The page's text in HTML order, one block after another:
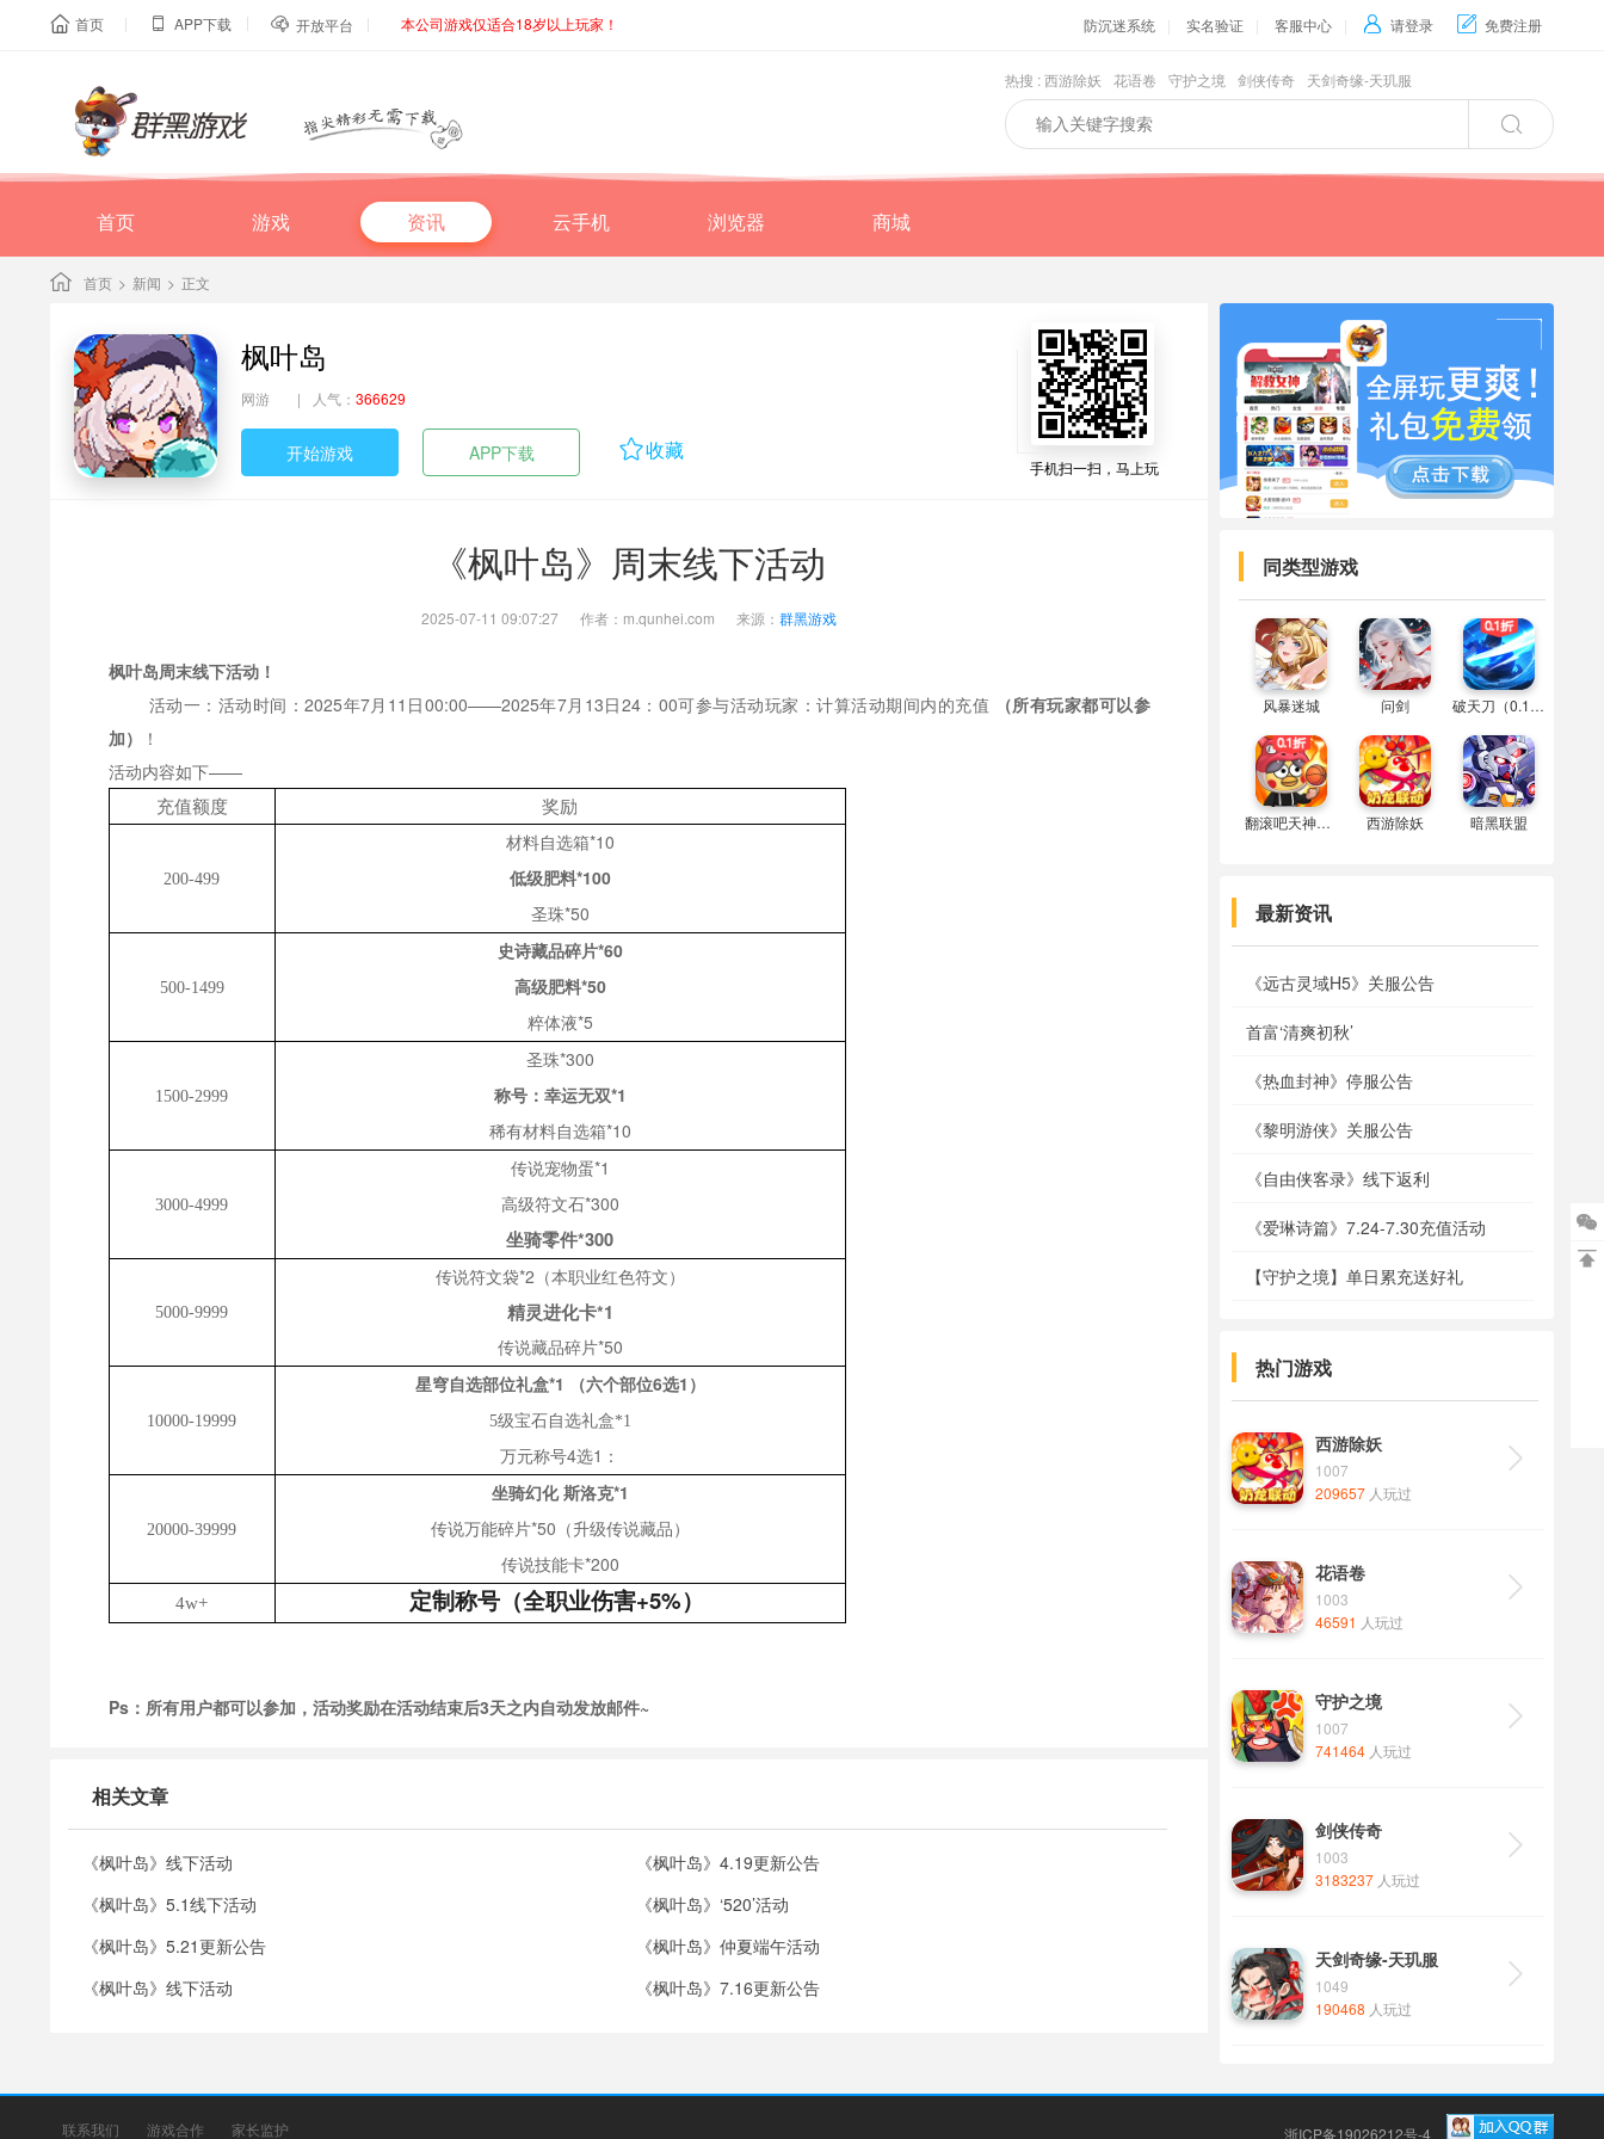
 首页 |  APP下载 |  开放平台 | 本公司游戏仅适合18岁以上玩家！ 防沉迷系统 实名验证 客服中心  请登录  免费注册
热搜 :西游除妖 花语卷 守护之境 剑侠传奇 天剑奇缘-天玑服

首页 游戏 资讯 云手机 浏览器 商城
首页 > 新闻 > 正文


枫叶岛
网游 | 人气： 366629
开始游戏 APP下载 收藏
手机扫一扫，马上玩
《枫叶岛》周末线下活动
2025-07-11 09:07:27 作者：m.qunhei.com 来源： 群黑游戏
枫叶岛周末线下活动！
活动一：活动时间：2025年7月11 日00:00——2025年7月13日24：00可参与活动玩家：计算活动期间内的充值
（所有玩家都可以参
加）
！
活动内容如下——
充值额度 奖励
200-499
材料自选箱*10
低级肥料*100
圣珠*50
500-1499
史诗藏品碎片*60
高级肥料*50
粹体液*5
1500-2999
圣珠*300
称号：幸运无双*1
稀有材料自选箱*10
3000-4999
传说宠物蛋*1
高级符文石*300
坐骑零件*300
5000-9999
传说符文袋*2（本职业红色符文）
精灵进化卡*1
传说藏品碎片*50
10000-19999
星穹自选部位礼盒*1 （六个部位6选1）
5级宝石自选礼盒*1
万元称号4选1：
20000-39999
坐骑幻化 斯洛克*1
传说万能碎片*50（升级传说藏品）
传说技能卡*200
4w+ 定制称号（全职业伤害+5%）
Ps：所有用户都可以参加，活动奖励在活动结束后3天之内自动发放邮件~
相关文章
《枫叶岛》线下活动
《枫叶岛》4.19更新公告
《枫叶岛》5.1线下活动
《枫叶岛》‘520’活动
《枫叶岛》5.21更新公告
《枫叶岛》仲夏端午活动
《枫叶岛》线下活动
《枫叶岛》7.16更新公告
同类型游戏
风暴迷城 问剑 破天刀（0.1折）
翻滚吧天神（0.1折） 西游除妖 暗黑联盟
最新资讯
《远古灵域H5》关服公告
首富‘清爽初秋’
《热血封神》停服公告
《黎明游侠》关服公告
《自由侠客录》线下返利
《爱琳诗篇》7.24-7.30充值活动
【守护之境】单日累充送好礼
热门游戏

西游除妖
1007
209657 人玩过

花语卷
1003
46591 人玩过

守护之境
1007
741464 人玩过

剑侠传奇
1003
3183237 人玩过

天剑奇缘-天玑服
1049
190468 人玩过
联系我们 游戏合作 家长监护 浙ICP备19026212号-4